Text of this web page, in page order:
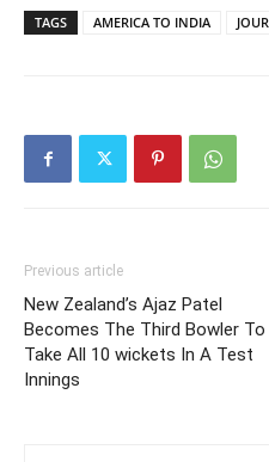
TAGS AMERICA TO INDIA
Previous article
New Zealand’s Ajaz Patel
Becomes The Third Bowler To
Take All 10 wickets In A Test
Innings